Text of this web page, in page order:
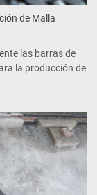
de Malla
las barras de
la producción de